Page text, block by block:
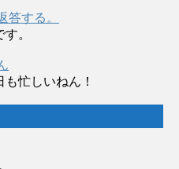
答する。
。
忙しいねん！